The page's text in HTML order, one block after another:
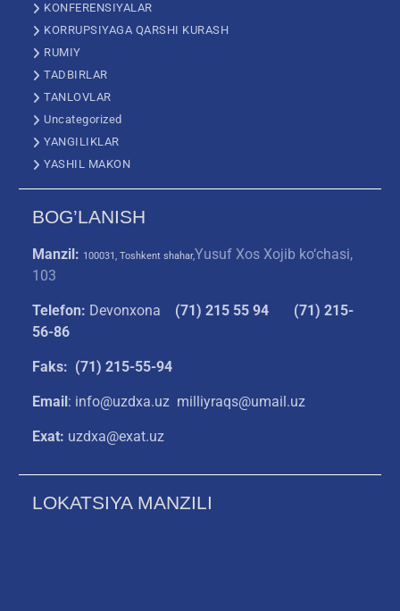
KONFERENSIYALAR
KORRUPSIYAGA QARSHI KURASH
RUMIY
TADBIRLAR
TANLOVLAR
Uncategorized
YANGILIKLAR
YASHIL MAKON
BOG’LANISH
Manzil: 100031, Toshkent shahar,Yusuf Xos Xojib ko‘chasi,
103
Telefon: Devonxona (71) 215 55 94
(71) 215-
56-86
Faks: (71) 215-55-94
Email: info@uzdxa.uz milliyraqs@umail.uz
Exat: uzdxa@exat.uz
LOKATSIYA MANZILI